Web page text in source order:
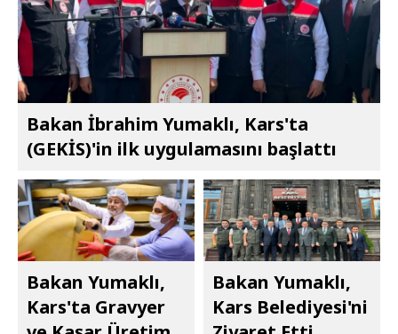
Bakan İbrahim Yumaklı, Kars'ta
(GEKİS)'in ilk uygulamasını başlattı
Bakan Yumaklı,
Kars'ta Gravyer
Bakan Yumaklı,
Kars Belediyesi'ni